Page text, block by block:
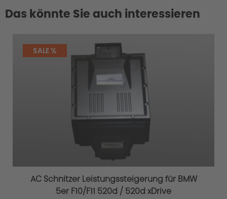
Das könnte Sie auch interessieren
SALE %
AC Schnitzer Leistungssteigerung für BMW
5er F10/F11 520d / 520d xDrive